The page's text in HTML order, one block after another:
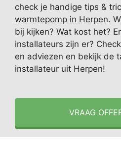
check je handige tips &
warmtepomp in Herpen.
bij kijken? Wat kost het?
installateurs zijn er?
en adviezen en bekijk de
installateur uit Herpen!
VRAAG